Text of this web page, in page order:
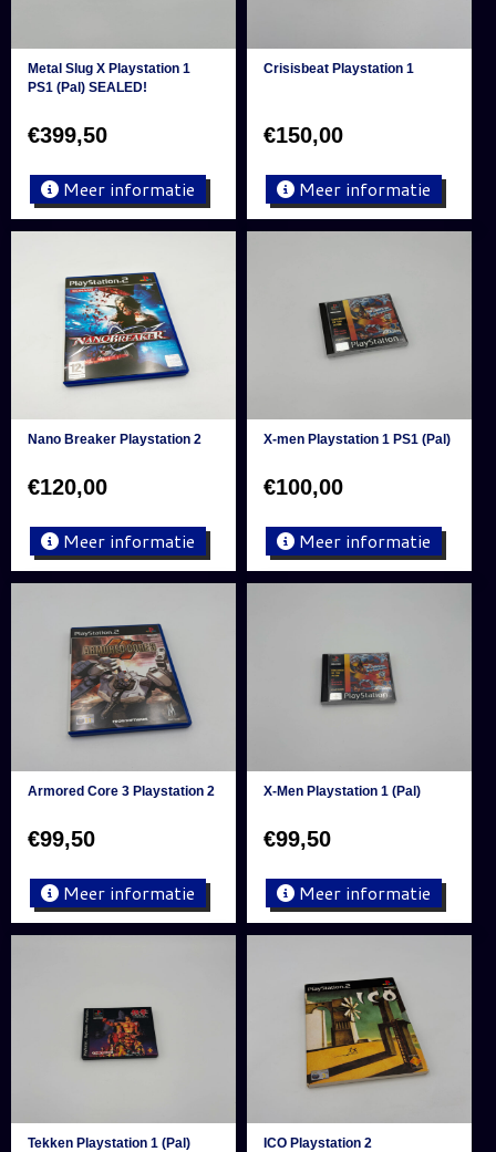
Metal Slug X Playstation 1
PS1 (Pal) SEALED!
€399,50
Meer informatie
Crisisbeat Playstation 1
€150,00
Meer informatie
Nano Breaker Playstation 2
€120,00
Meer informatie
X-men Playstation 1 PS1 (Pal)
€100,00
Meer informatie
Armored Core 3 Playstation 2
€99,50
Meer informatie
X-Men Playstation 1 (Pal)
€99,50
Meer informatie
Tekken Playstation 1 (Pal) ICO Playstation 2